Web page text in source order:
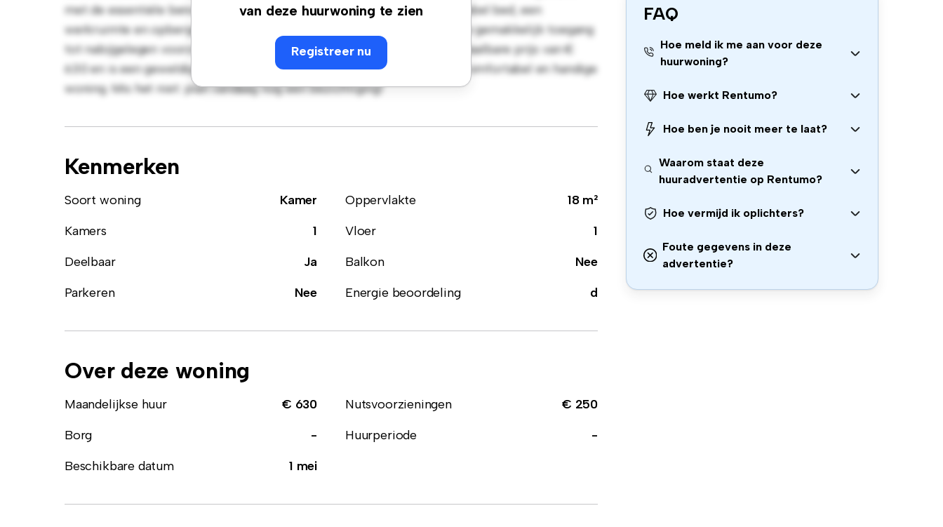
van deze huurwoning te zien
Registreer nu
met de essentiële benodigdheden voor je gemak en biedt een comfortabel bed, een
werkruimte en opbergmogelijkheden. Dankzij de gunstige ligging heb je gemakkelijk toegang
tot nabijgelegen voorzieningen en attracties. Deze kamer heeft een betaalbare prijs van €
630 en is een geweldige optie voor mensen die op zoek zijn naar een comfortabel en handige
woning. Mis het niet: plan vandaag nog een bezichtiging!
Kenmerken
Soort woning Kamer Oppervlakte
18 m²
Kamers
1 Vloer
1
Deelbaar
Ja Balkon
Nee
Parkeren
Nee Energie beoordeling d
Over deze woning
Maandelijkse huur € 630 Nutsvoorzieningen
€ 250
Borg
- Huurperiode
-
Beschikbare datum
1 mei
FAQ
Hoe meld ik me aan voor deze
huurwoning?
Hoe werkt Rentumo?
Hoe ben je nooit meer te laat?
Waarom staat deze
huuradvertentie op Rentumo?
Hoe vermijd ik oplichters?
Foute gegevens in deze
advertentie?